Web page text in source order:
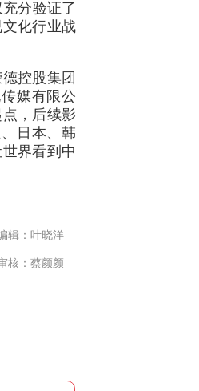
分验证了
化行业战
控股集团
媒有限公
，后续影
日本、韩
界看到中
辑：叶晓洋
核：蔡颜颜